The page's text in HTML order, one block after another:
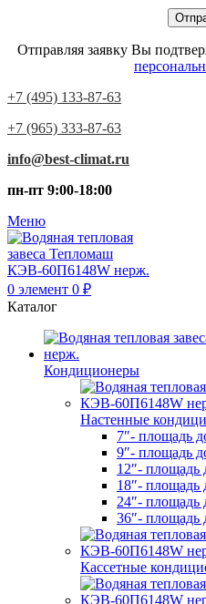
Отправляя заявку Вы
+7 (495) 133-87-63
+7 (965) 333-87-63
info@best-climat.ru
пн-пт 9:00-18:00
Меню
0 элемент 0 ₽
Каталог
Кондиционеры
Настенные
7″- площадь
9″- площадь
12″- площадь
18″- площадь
24″- площадь
36″- площадь
Кассетные